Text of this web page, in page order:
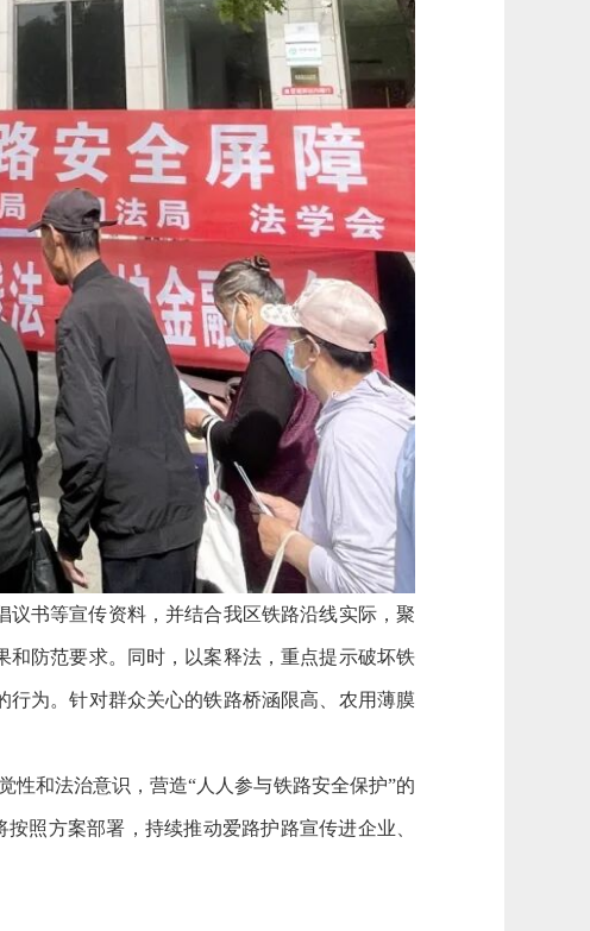
书等宣传资料，并结合我区铁路沿线实际，聚
防范要求。同时，以案释法，重点提示破坏铁
为。针对群众关心的铁路桥涵限高、农用薄膜
性和法治意识，营造“人人参与铁路安全保护”的
照方案部署，持续推动爱路护路宣传进企业、